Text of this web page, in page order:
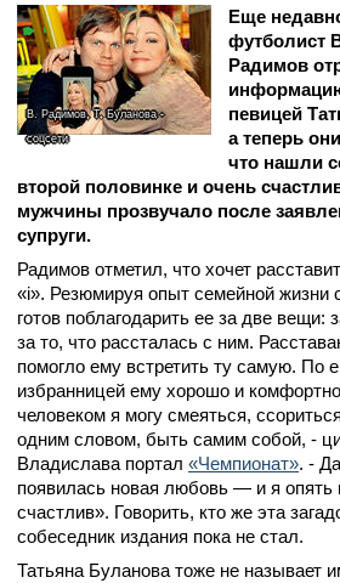
В. Радимов, Т. Буланова -
соцсети
Еще
футболист
Радимов
певицей
а теперь
что нашли
второй половинке и очень
мужчины прозвучало после
супруги.
Радимов отметил, что хочет
«i». Резюмируя опыт семейной жизни
готов поблагодарить ее за две вещи:
за то, что рассталась с ним.
помогло ему встретить ту самую. По
избранницей ему хорошо и
человеком я могу смеяться,
одним словом, быть самим собой, -
Владислава портал «Чемпионат». -
появилась новая любовь — и я опять
счастлив». Говорить, кто же эта
собеседник издания пока не стал.
Татьяна Буланова тоже не называет